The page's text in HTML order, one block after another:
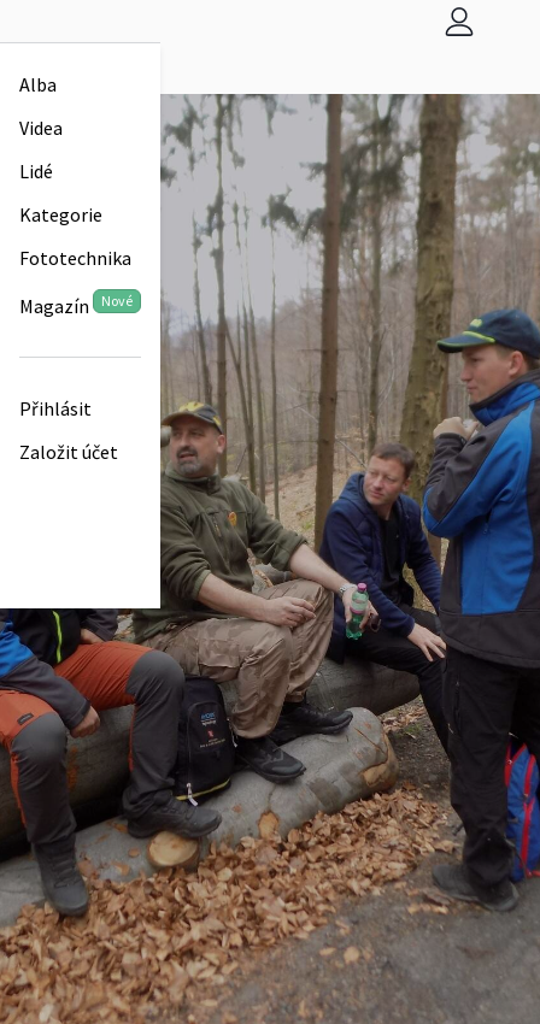
Alba
Videa
Lidé
Kategorie
Fototechnika
Magazín Nové
Přihlásit
Založit účet